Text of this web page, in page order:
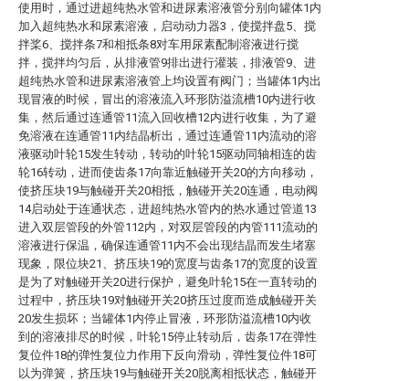
使用时，通过进超纯热水管和进尿素溶液管分别向罐体1内
加入超纯热水和尿素溶液，启动动力器3，使搅拌盘5、搅
拌桨6、搅拌条7和相抵条8对车用尿素配制溶液进行搅
拌，搅拌均匀后，从排液管9排出进行灌装，排液管9、进
超纯热水管和进尿素溶液管上均设置有阀门；当罐体1内出
现冒液的时候，冒出的溶液流入环形防溢流槽10内进行收
集，然后通过连通管11流入回收槽12内进行收集，为了避
免溶液在连通管11内结晶析出，通过连通管11内流动的溶
液驱动叶轮15发生转动，转动的叶轮15驱动同轴相连的齿
轮16转动，进而使齿条17向靠近触碰开关20的方向移动，
使挤压块19与触碰开关20相抵，触碰开关20连通，电动阀
14启动处于连通状态，进超纯热水管内的热水通过管道13
进入双层管段的外管112内，对双层管段的内管111流动的
溶液进行保温，确保连通管11内不会出现结晶而发生堵塞
现象，限位块21、挤压块19的宽度与齿条17的宽度的设置
是为了对触碰开关20进行保护，避免叶轮15在一直转动的
过程中，挤压块19对触碰开关20挤压过度而造成触碰开关
20发生损坏；当罐体1内停止冒液，环形防溢流槽10内收
到的溶液排尽的时候，叶轮15停止转动后，齿条17在弹性
复位件18的弹性复位力作用下反向滑动，弹性复位件18可
以为弹簧，挤压块19与触碰开关20脱离相抵状态，触碰开